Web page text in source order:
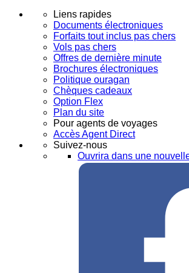
Liens rapides
Documents électroniques
Forfaits tout inclus pas chers
Vols pas chers
Offres de dernière minute
Brochures électroniques
Politique ouragan
Chèques cadeaux
Option Flex
Plan du site
Pour agents de voyages
Accès Agent Direct
Suivez-nous
Ouvrira dans une